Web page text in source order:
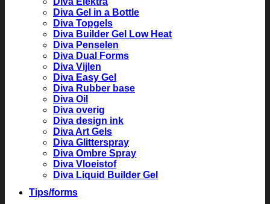
Diva Gel in a Bottle
Diva Topgels
Diva Builder Gel Low Heat
Diva Penselen
Diva Dual Forms
Diva Vijlen
Diva Easy Gel
Diva Rubber base
Diva Oil
Diva overig
Diva design ink
Diva Art Gels
Diva Glitterspray
Diva Ombre Spray
Diva Vloeistof
Diva Liquid Builder Gel
Tips/forms